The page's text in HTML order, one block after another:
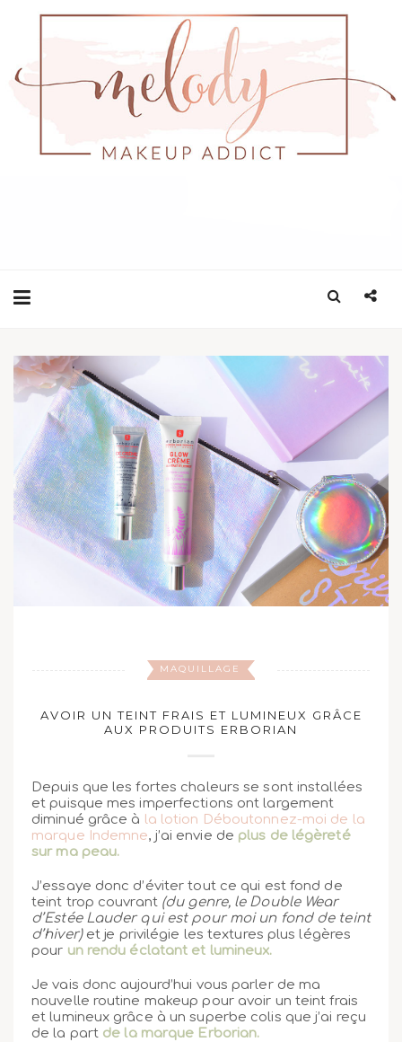
MAQUILLAGE
AVOIR UN TEINT FRAIS ET LUMINEUX GRÂCE
AUX PRODUITS ERBORIAN
Depuis que les fortes chaleurs se sont installées
et puisque mes imperfections ont largement
diminué grâce à la lotion Déboutonnez-moi de la
marque Indemne, j’ai envie de plus de légèreté
sur ma peau.
J’essaye donc d’éviter tout ce qui est fond de
teint trop couvrant (du genre, le Double Wear
d’Estée Lauder qui est pour moi un fond de teint
d’hiver)et je privilégie les textures plus légères
pour un rendu éclatant et lumineux.
Je vais donc aujourd’hui vous parler de ma
nouvelle routine makeup pour avoir un teint frais
et lumineux grâce à un superbe colis que j’ai reçu
de la part de la marque Erborian.